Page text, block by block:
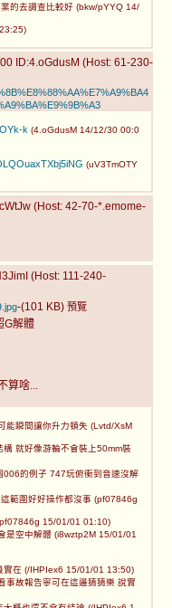
的去調查比較好 (bkw/pYYQ 14/
ID:4.oGdusM (Host: 61-230-
k (4.oGdusM 14/12/30 00:0
(uV3TmOTY
(Host: 42-70-*.emome-
(Host: 111-240-
-(101 KB) 預覽
G解體
算啥...
能瞬間讓你升力頓失 (Lvtd/XsM
就好像游輪不會裝上50mm裝
006的例子 747玩俯衝到音速沒解
範圍好好操作都沒事 (pf07846g
15/01/01 01:10)
是空中解體 (i8wztp2M 15/01/01
實在 (/IHPIex6 15/01/01 13:50)
事故報告寧可在這邊猜猜樂 說實